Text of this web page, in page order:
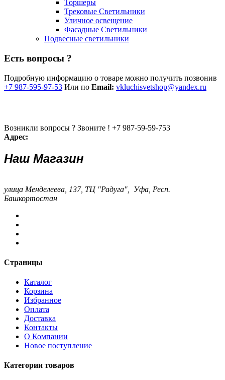
Торшеры
Трековые Светильники
Уличное освещение
Фасадные Светильники
Подвесные светильники
Есть вопросы ?
Подробную информацию о товаре можно получить позвонив
+7 987-595-97-53 Или по Email: vkluchisvetshop@yandex.ru
Возникли вопросы ? Звоните ! +7 987-59-59-753
Адрес:
Наш Магазин
улица Менделеева, 137, ТЦ "Радуга", Уфа, Респ.
Башкортостан
Страницы
Каталог
Корзина
Избранное
Оплата
Доставка
Контакты
О Компании
Новое поступление
Категории товаров